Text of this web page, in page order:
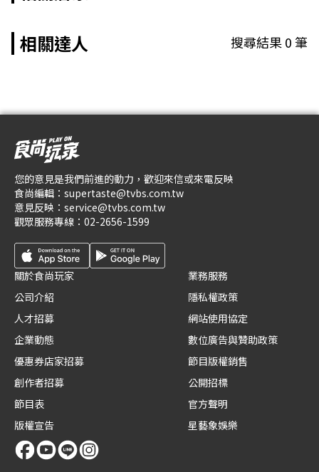
相關達人 搜尋結果0筆
您的意見是我們前進的動力，歡迎來信或來電反映
食尚編輯： supertaste@tvbs.com.tw
意見反映： service@tvbs.com.tw
觀眾服務專線： 02-2656-1599
關於食尚玩家
公司介紹
人才招募
企業動態
優惠券店家招募
創作者招募
節目表
版權宣告
業務服務
隱私權政策
網站使用協定
數位廣告與贊助政策
節目版權銷售
公開招標
官方聲明
星藝象娛樂